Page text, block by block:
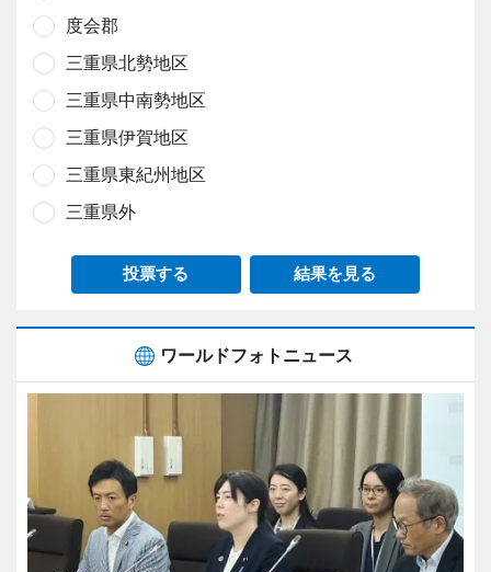
度会郡
三重県北勢地区
三重県中南勢地区
三重県伊賀地区
三重県東紀州地区
三重県外
投票する 結果を見る
ワールドフォトニュース